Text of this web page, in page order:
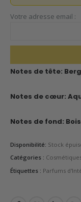
Votre adresse email :
Notes de tête:
Notes de cœur:
Notes de fond:
Disponibilité: Stock
Catégories :
Étiquettes : Parfums